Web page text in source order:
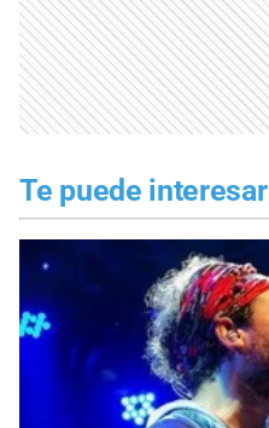
Te puede interesar